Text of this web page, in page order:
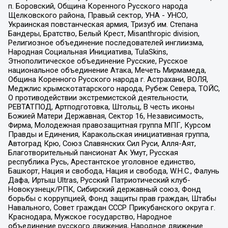
п. Боровский, Община Коренного Русского народа
Щелковского района, Правый сектор, УНА - УНСО,
Украинская повстанческая армия, Тризуб им. Степана
Бандеры, Братство, Белый Крест, Misanthropic division,
Религиозное объединение последователей инглиизма,
Народная Социальная Инициатива, TulaSkins,
Этнополитическое объединение Русские, Русское
национальное объединение Атака, Мечеть Мирмамеда,
Община Коренного Русского народа г. Астрахани, ВОЛЯ,
Меджлис крымскотатарского народа, Рубеж Севера, ТОЙС,
О противодействии экстремистской деятельности,
РЕВТАТПОД, Артподготовка, Штольц, В честь иконы
Божией Матери Державная, Сектор 16, Независимость,
Фирма, Молодежная правозащитная группа МПГ, Курсом
Правды и Единения, Каракольская инициативная группа,
Автоград Крю, Союз Славянских Сил Руси, Алля-Аят,
Благотворительный пансионат Ак Умут, Русская
республика Русь, Арестантское уголовное единство,
Башкорт, Нация и свобода, Нация и свобода, W.H.С., Фалунь
Дафа, Иртыш Ultras, Русский Патриотический клуб-
Новокузнецк/РПК, Сибирский державный союз, Фонд
борьбы с коррупцией, Фонд защиты прав граждан, Штабы
Навального, Совет граждан СССР Прикубанского округа г.
Краснодара, Мужское государство, Народное
объединение русского движения, Народное движение